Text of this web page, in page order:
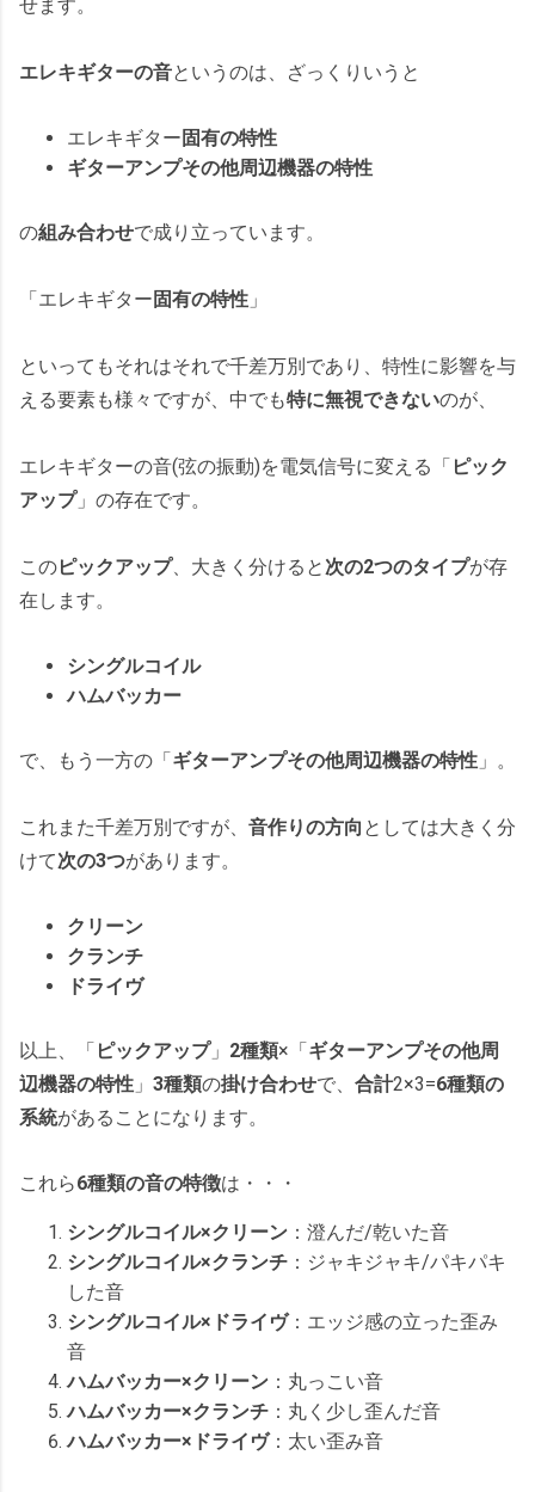
せます。
エレキギターの音というのは、ざっくりいうと
エレキギター 固有の特性
ギターアンプその他周辺機器の特性
の組み合わせで成り立っています。
「エレキギター 固有の特性 」
といってもそれはそれで千差万別であり、特性に影響を与
える要素も様々ですが、中でも特に無視できないのが、
エレキギターの音(弦の振動)を電気信号に変える「 ピック
アップ」の存在です。
このピックアップ、大きく分けると 次の2つのタイプが存
在します。
シングルコイル
ハムバッカー
で、もう一方の「ギターアンプその他周辺機器の特性 」。
これまた千差万別ですが、 音作りの方向 としては大きく分
けて次の3つがあります。
クリーン
クランチ
ドライヴ
以上、「 ピックアップ」 2種類×「ギターアンプその他周
辺機器の特性 」 3種類の掛け合わせで、 合計2×3=6種類の
系統があることになります。
これら6種類の音の特徴は・・・
シングルコイル×クリーン ：澄んだ/乾いた音
シングルコイル×クランチ ：ジャキジャキ/パキパキ
した音
シングルコイル×ドライヴ：エッジ感の立った歪み
音
ハムバッカー×クリーン ：丸っこい音
ハムバッカー×クランチ ：丸く少し歪んだ音
ハムバッカー×ドライヴ：太い歪み音